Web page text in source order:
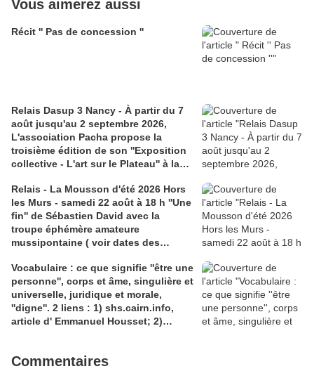
Vous aimerez aussi
Récit '' Pas de concession ''
Relais Dasup 3 Nancy - À partir du 7
août jusqu'au 2 septembre 2026,
L'association Pacha propose la
troisième édition de son ''Exposition
collective - L'art sur le Plateau'' à la
avenue Pinchard
Relais - La Mousson d'été 2026 Hors
les Murs - samedi 22 août à 18 h ''Une
fin'' de Sébastien David avec la
troupe éphémère amateure
mussipontaine ( voir dates des
dramaturgie Lola Molina à l’Espace
Saint-Laurent, Pont-à-Mousson 2
liens : 1) lien meec.org; 2)
lemeac.com
Vocabulaire : ce que signifie ''être une
personne'', corps et âme, singulière et
universelle, juridique et morale,
''digne''. 2 liens : 1) shs.cairn.info,
article d' Emmanuel Housset; 2)
Commentaires